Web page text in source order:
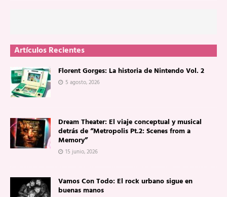
Artículos Recientes
Florent Gorges: La historia de Nintendo Vol. 2
5 agosto, 2026
Dream Theater: El viaje conceptual y musical
detrás de “Metropolis Pt.2: Scenes from a
Memory”
15 junio, 2026
Vamos Con Todo: El rock urbano sigue en
buenas manos